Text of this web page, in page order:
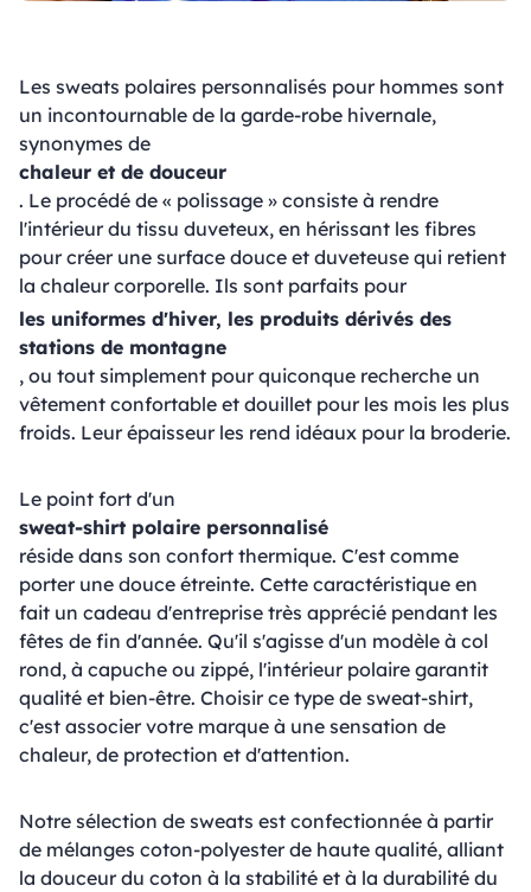
Les sweats polaires personnalisés pour hommes sont
un incontournable de la garde-robe hivernale,
synonymes de
chaleur et de douceur
. Le procédé de « polissage » consiste à rendre
l'intérieur du tissu duveteux, en hérissant les fibres
pour créer une surface douce et duveteuse qui retient
la chaleur corporelle. Ils sont parfaits pour
les uniformes d'hiver, les produits dérivés des
stations de montagne
, ou tout simplement pour quiconque recherche un
vêtement confortable et douillet pour les mois les plus
froids. Leur épaisseur les rend idéaux pour la broderie.
Le point fort d'un
sweat-shirt polaire personnalisé
réside dans son confort thermique. C'est comme
porter une douce étreinte. Cette caractéristique en
fait un cadeau d'entreprise très apprécié pendant les
fêtes de fin d'année. Qu'il s'agisse d'un modèle à col
rond, à capuche ou zippé, l'intérieur polaire garantit
qualité et bien-être. Choisir ce type de sweat-shirt,
c'est associer votre marque à une sensation de
chaleur, de protection et d'attention.
Notre sélection de sweats est confectionnée à partir
de mélanges coton-polyester de haute qualité, alliant
la douceur du coton à la stabilité et à la durabilité du